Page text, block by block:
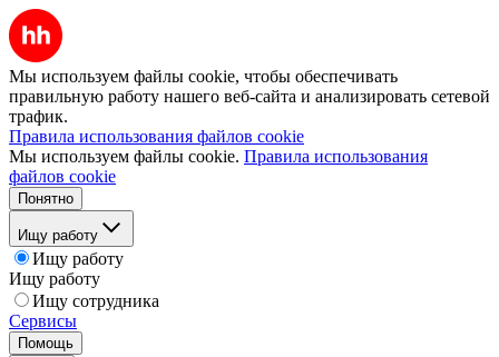
Мы используем файлы cookie, чтобы обеспечивать
правильную работу нашего веб-сайта и анализировать сетевой
трафик.
Правила использования файлов cookie
Мы используем файлы cookie. Правила использования
файлов cookie
Понятно
Ищу работу
Ищу работу
Ищу работу
Ищу сотрудника
Сервисы
Помощь